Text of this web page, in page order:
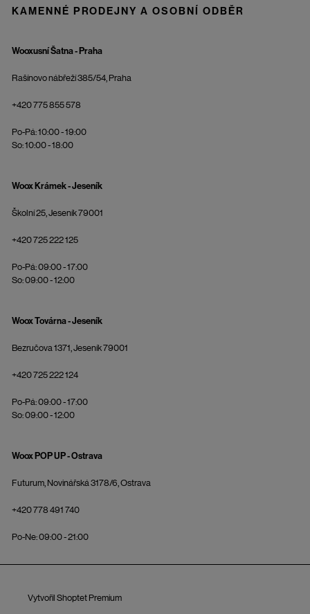
KAMENNÉ PRODEJNY A OSOBNÍ ODBĚR
Wooxusní Šatna - Praha
Rašínovo nábřeží 385/54, Praha
+420 775 855 578
Po-Pá: 10:00 - 19:00
So: 10:00 - 18:00
Woox Krámek - Jeseník
Školní 25, Jeseník 79001
+420 725 222 125
Po-Pá: 09:00 - 17:00
So: 09:00 - 12:00
Woox Továrna - Jeseník
Bezručova 1371, Jeseník 79001
+420 725 222 124
Po-Pá: 09:00 - 17:00
So: 09:00 - 12:00
Woox POP UP - Ostrava
Futurum, Novinářská 3178/6, Ostrava
+420 778 491 740
Po-Ne: 09:00 - 21:00
Vytvořil Shoptet Premium